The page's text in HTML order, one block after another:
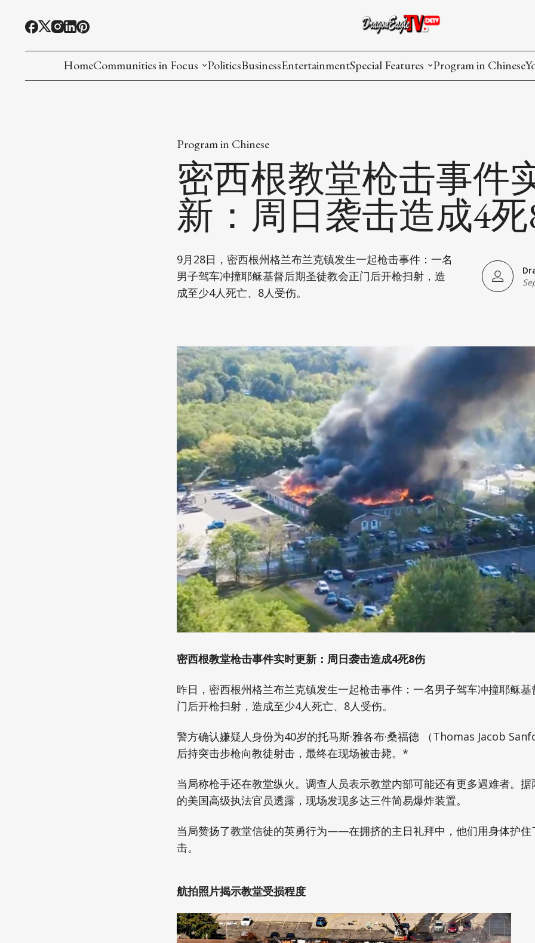
HomeCommunities in Focus
Korean American(preparing)
Hmong American(preparing)
Japanese American(preparing)
Vietnamese American(preparing)
Thai American(preparing)
Pakistani American(preparing)
Southeast Asian American(preparing)
Multiculture(preparing)
PoliticsBusinessEntertainmentSpecial Features
Issues in Focus
List All
Program in Chinese
Program in Chinese
密西根教堂枪击事件
新：周日袭击造成4
9月28日，密西根州格兰布兰克镇发生一起枪击事件：一名
男子驾车冲撞耶稣基督后期圣徒教会正门后开枪扫射，造
成至少4人死亡、8人受伤。
密西根教堂枪击事件实时更新：周日袭击造成4死8伤
昨日，密西根州格兰布兰克镇发生一起枪击事件：一名男子驾车冲撞耶稣
门后开枪扫射，造成至少4人死亡、8人受伤。
警方确认嫌疑人身份为40岁的托马斯·雅各布·桑福德 （Thomas Jacob
后持突击步枪向教徒射击，最终在现场被击毙。*
当局称枪手还在教堂纵火。调查人员表示教堂内部可能还有更多遇难者。
的美国高级执法官员透露，现场发现多达三件简易爆炸装置。
当局赞扬了教堂信徒的英勇行为——在拥挤的主日礼拜中，他们用身体护住
击。
航拍照片揭示教堂受损程度